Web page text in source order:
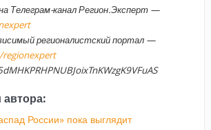
Телеграм-канал Регион.Эксперт —
регионалистский портал —
автора:
России» пока выглядит